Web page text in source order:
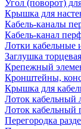
Угол (поворот)
Крышка для
Кабель-каналы
Кабель-канал
Лотки кабельные
Заглушка
Крепежный
Кронштейны,
Крышка для
Лоток кабельный
Лоток кабельный
Перегородка